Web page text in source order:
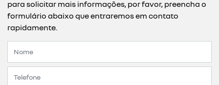
para solicitar mais informações, por favor, preencha o
formulário abaixo que entraremos em contato
rapidamente.